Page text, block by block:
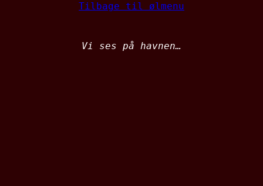
Tilbage til ølmenu
Vi ses på havnen…